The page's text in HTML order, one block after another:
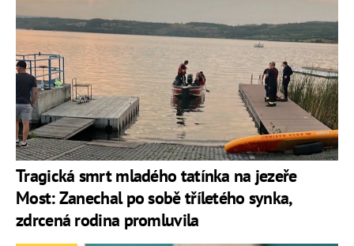
Tragická smrt mladého tatínka na jezeře
Most: Zanechal po sobě tříletého synka,
zdrcená rodina promluvila